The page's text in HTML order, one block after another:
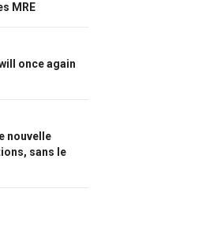
MRE
once again
nouvelle
sans le